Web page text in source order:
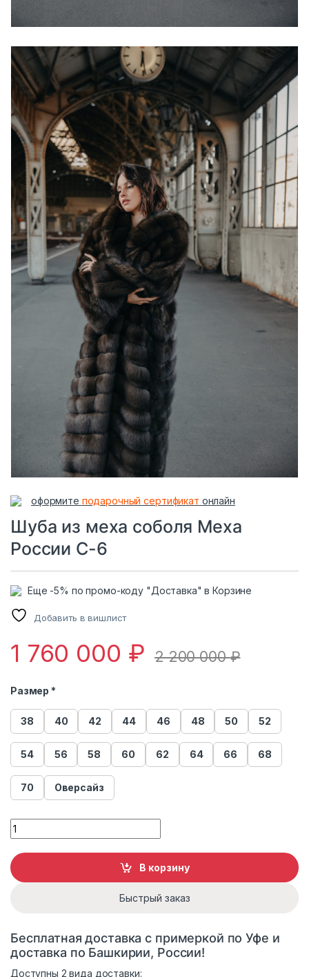
оформите подарочный сертификат онлайн
Шуба из меха соболя Меха
России С-6
Еще -5% по промо-коду "Доставка" в Корзине
Добавить в вишлист
1 760 000 ₽ 2 200 000₽
Размер *
38 40 42 44 46 48 50 52
54 56 58 60 62 64 66 68
70 Оверсайз
Шуба из меха соболя Меха России С-6 quantity
В корзину
Быстрый заказ
Бесплатная доставка с примеркой по Уфе и
доставка по Башкирии, России!
Доступны 2 вида доставки: